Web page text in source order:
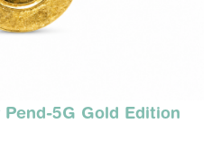
5G Gold Edition